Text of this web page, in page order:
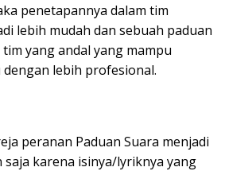
penetapannya dalam tim
lebih mudah dan sebuah paduan
yang andal yang mampu
lebih profesional.
peranan Paduan Suara menjadi
karena isinya/lyriknya yang